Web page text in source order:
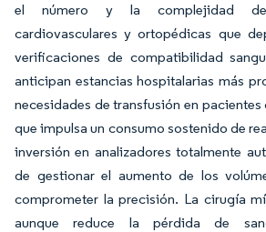
el número y la complejidad de
cardiovasculares y ortopédicas que
verificaciones de compatibilidad
anticipan estancias hospitalarias más
necesidades de transfusión en pacientes
que impulsa un consumo sostenido de
inversión en analizadores totalmente
de gestionar el aumento de los
comprometer la precisión. La cirugía
aunque reduce la pérdida de